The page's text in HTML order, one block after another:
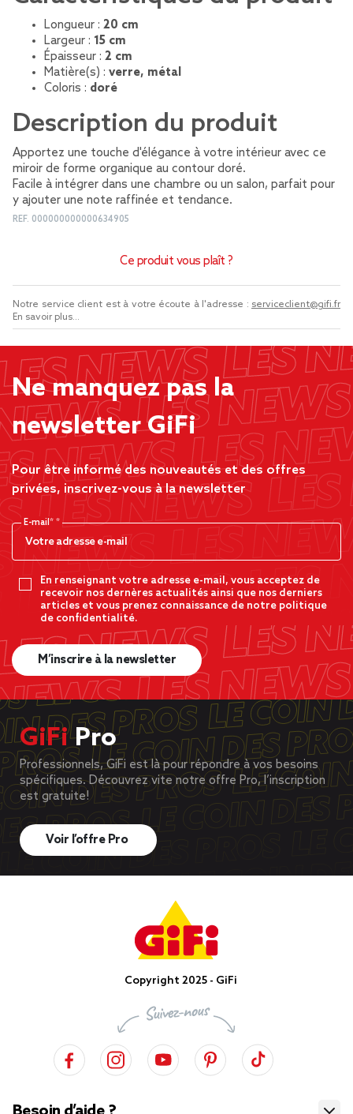
Longueur : 20 cm
Largeur : 15 cm
Épaisseur : 2 cm
Matière(s) : verre, métal
Coloris : doré
Description du produit
Apportez une touche d'élégance à votre intérieur avec ce
miroir de forme organique au contour doré.
Facile à intégrer dans une chambre ou un salon, parfait pour
y ajouter une note raffinée et tendance.
REF. 000000000000634905
Ce produit vous plaît ?
Notre service client est à votre écoute à l'adresse : serviceclient@gifi.fr
En savoir plus...
Ne manquez pas la
newsletter GiFi
Pour être informé des nouveautés et des offres
privées, inscrivez-vous à la newsletter
E-mail*
En renseignant votre adresse e-mail, vous acceptez de
recevoir nos dernères actualités ainsi que nos derniers
articles et vous prenez connaissance de notre politique
de confidentialité.
M’inscrire à la newsletter
GiFiPro
Professionnels, GiFi est là pour répondre à vos besoins
spécifiques. Découvrez vite notre offre Pro, l’inscription
est gratuite!
Voir l’offre Pro
Copyright 2025 - GiFi